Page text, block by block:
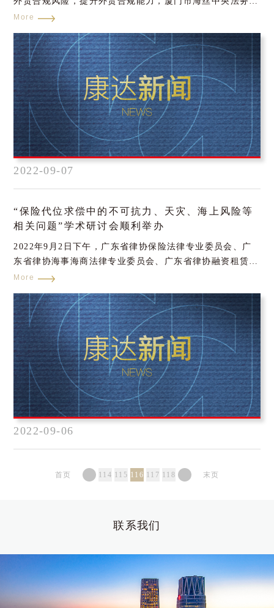
建设工作领导小组办公室会同市工信局、民政局、司法局、
单位联合遴选，确定了海丝中央法务区面向金砖国家法律服
务机构首批名录。
More
2022-09-07
“保险代位求偿中的不可抗力、天灾、海上风险等
相关问题”学术研讨会顺利举办
2022年9月2日下午，广东省律协保险法律专业委员会、广
东省律协海事海商法律专业委员会、广东省律协融资租赁法
律专业委员会、广州市律协保险法律专业委员会、广州市律
律专业委员会、珠海市律协金融证券与保险法律专业委员
会、佛山市律协保险法律专业委员会、江门市律协金融与保
险法律专业委员会、东莞市律协金融保险法律专业委员会、
惠州市律协金融法律专业委员会以及广东省法学会航运法学
研究会联合举办“保险代位求偿中的不可抗力、天灾、海上
风险等相关问题”研讨会，本次研讨会采用线上线下方式同
时举行。
More
2022-09-06
首页 114 115 116 117 118 末页
联系我们